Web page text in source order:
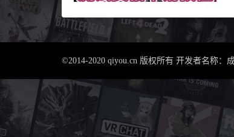
©2014-2020 qiyou.cn 版权所有 开发者名称：